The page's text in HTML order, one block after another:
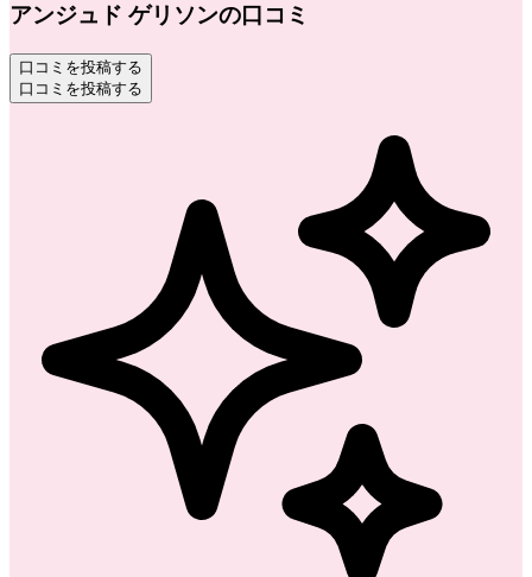
アンジュド ゲリソンの口コミ
口コミを投稿する
口コミを投稿する